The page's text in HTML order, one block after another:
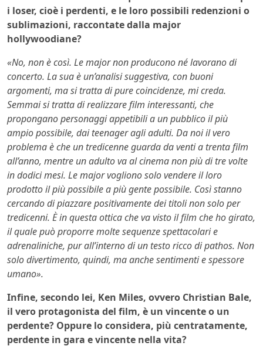
i loser, cioè i perdenti, e le loro possibili redenzioni o
sublimazioni, raccontate dalla major
hollywoodiane?
«No, non è così. Le major non producono né lavorano di
concerto. La sua è un’analisi suggestiva, con buoni
argomenti, ma si tratta di pure coincidenze, mi creda.
Semmai si tratta di realizzare film interessanti, che
propongano personaggi appetibili a un pubblico il più
ampio possibile, dai teenager agli adulti. Da noi il vero
problema è che un tredicenne guarda da venti a trenta film
all’anno, mentre un adulto va al cinema non più di tre volte
in dodici mesi. Le major vogliono solo vendere il loro
prodotto il più possibile a più gente possibile. Così stanno
cercando di piazzare positivamente dei titoli non solo per
tredicenni. È in questa ottica che va visto il film che ho girato,
il quale può proporre molte sequenze spettacolari e
adrenaliniche, pur all’interno di un testo ricco di pathos. Non
solo divertimento, quindi, ma anche sentimenti e spessore
umano».
Infine, secondo lei, Ken Miles, ovvero Christian Bale,
il vero protagonista del film, è un vincente o un
perdente? Oppure lo considera, più centratamente,
perdente in gara e vincente nella vita?